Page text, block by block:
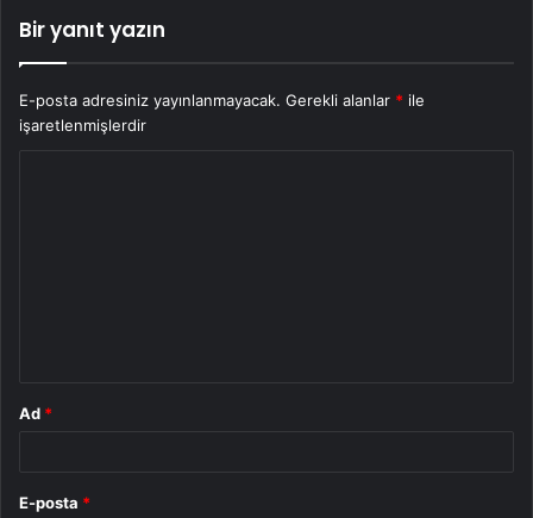
Bir yanıt yazın
E-posta adresiniz yayınlanmayacak. Gerekli alanlar * ile
işaretlenmişlerdir
Ad *
E-posta *